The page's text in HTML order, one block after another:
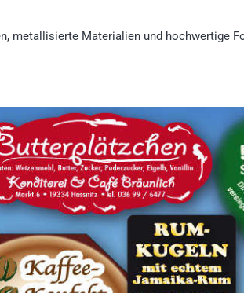
metallisierte Materialien und hochwertige